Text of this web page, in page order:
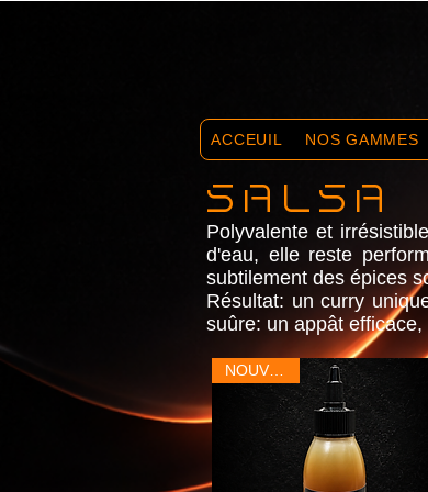
ACCEUIL NOS GAMMES
SALSA
Polyvalente et
d'eau, elle reste
subtilement des épices
Résultat: un curry
suûre: un appât
NOUVEAU!!